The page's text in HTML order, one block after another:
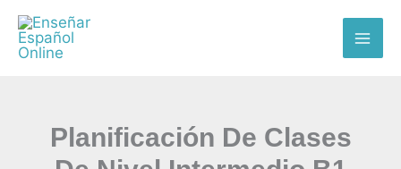
Skip
content
Planificación De Clases